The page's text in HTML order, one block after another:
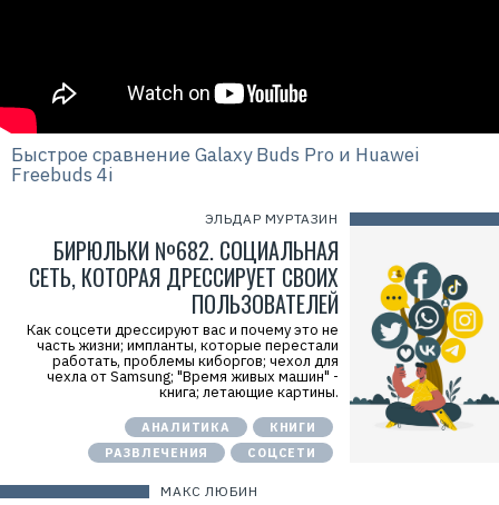
ЭЛЬДАР МУРТАЗИН
БИРЮЛЬКИ №682. СОЦИАЛЬНАЯ
СЕТЬ, КОТОРАЯ ДРЕССИРУЕТ СВОИХ
ПОЛЬЗОВАТЕЛЕЙ
Как соцсети дрессируют вас и почему это не
часть жизни; импланты, которые перестали
работать, проблемы киборгов; чехол для
чехла от Samsung; "Время живых машин" -
книга; летающие картины.
АНАЛИТИКА
КНИГИ
РАЗВЛЕЧЕНИЯ
СОЦСЕТИ
МАКС ЛЮБИН
Быстрое сравнение Galaxy Buds Pro и Huawei
Freebuds 4i